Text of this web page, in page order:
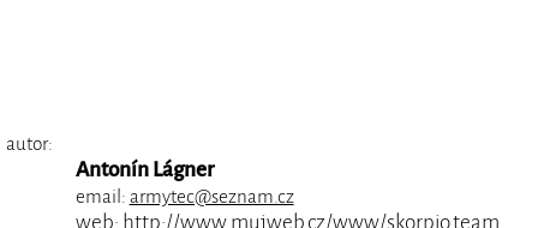
autor:
Antonín Lágner
email: armytec@seznam.cz
web: http://www.mujweb.cz/www/skorpio.team